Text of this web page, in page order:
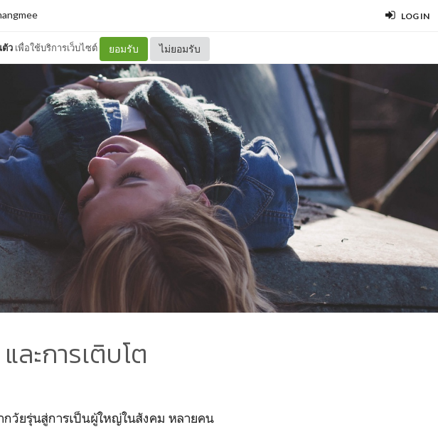
LOG IN
ว เพื่อใช้บริการเว็บไซต์ ยอมรับ ไม่ยอมรับ
ะการเติบโต
กวัยรุ่นสู่การเป็นผู้ใหญ่ในสังคม หลายคน